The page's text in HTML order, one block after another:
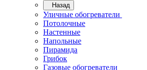
Назад
Уличные обогреватели
Потолочные
Настенные
Напольные
Пирамида
Грибок
Газовые обогреватели